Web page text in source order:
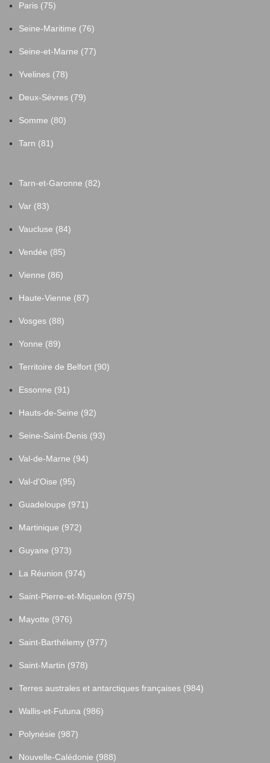
Paris (75)
Seine-Maritime (76)
Seine-et-Marne (77)
Yvelines (78)
Deux-Sèvres (79)
Somme (80)
Tarn (81)
Tarn-et-Garonne (82)
Var (83)
Vaucluse (84)
Vendée (85)
Vienne (86)
Haute-Vienne (87)
Vosges (88)
Yonne (89)
Territoire de Belfort (90)
Essonne (91)
Hauts-de-Seine (92)
Seine-Saint-Denis (93)
Val-de-Marne (94)
Val-d'Oise (95)
Guadeloupe (971)
Martinique (972)
Guyane (973)
La Réunion (974)
Saint-Pierre-et-Miquelon (975)
Mayotte (976)
Saint-Barthélemy (977)
Saint-Martin (978)
Terres australes et antarctiques françaises (984)
Wallis-et-Futuna (986)
Polynésie (987)
Nouvelle-Calédonie (988)